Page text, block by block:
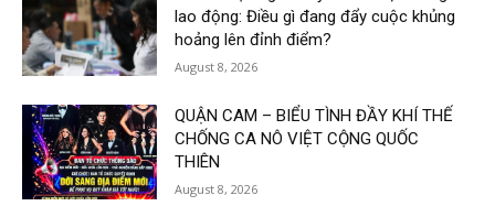
lao động: Điều gì đang đẩy cuộc khủng
hoảng lên đỉnh điểm?
August 8, 2026
QUẬN CAM – BIỂU TÌNH ĐẦY KHÍ THẾ
CHỐNG CA NÔ VIỆT CỘNG QUỐC
THIÊN
August 8, 2026